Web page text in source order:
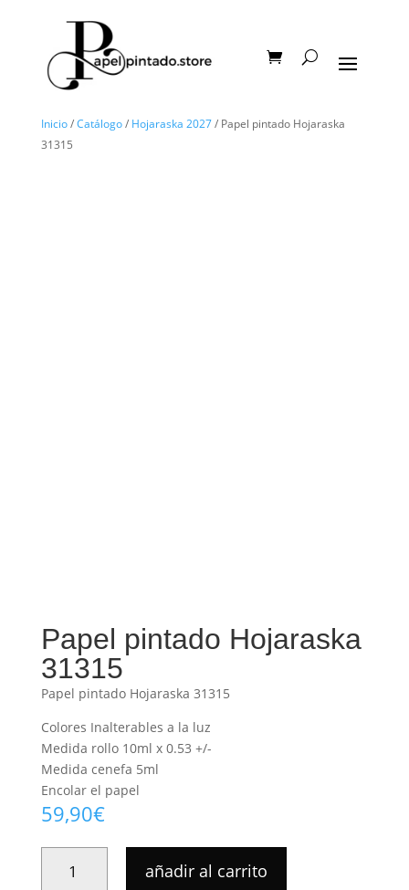
Inicio/Catálogo/ Hojaraska 2027/ Papel pintado Hojaraska
31315
Papel pintado Hojaraska
31315
Papel pintado Hojaraska 31315
Colores Inalterables a la luz
Medida rollo 10ml x 0.53 +/-
Medida cenefa 5ml
Encolar el papel
59,90€
PINTADO
añadir al carrito